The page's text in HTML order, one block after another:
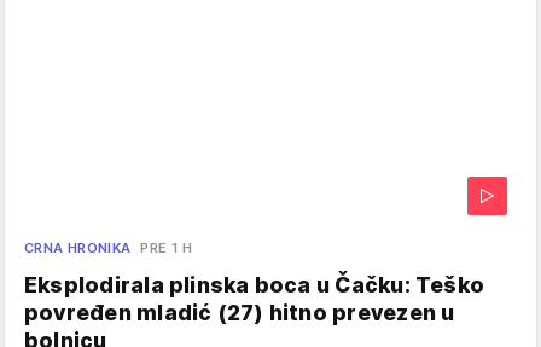
CRNA HRONIKA PRE 1 H
Eksplodirala plinska boca u Čačku: Teško
povređen mladić (27) hitno prevezen u
bolnicu